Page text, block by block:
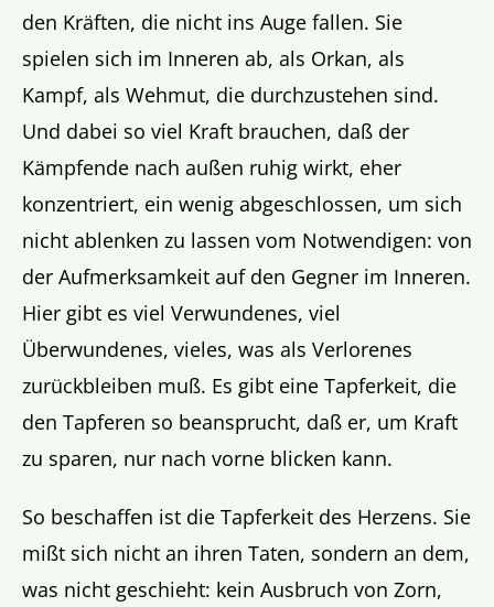
den Kräften, die nicht ins Auge fallen. Sie
spielen sich im Inneren ab, als Orkan, als
Kampf, als Wehmut, die durchzustehen sind.
Und dabei so viel Kraft brauchen, daß der
Kämpfende nach außen ruhig wirkt, eher
konzentriert, ein wenig abgeschlossen, um sich
nicht ablenken zu lassen vom Notwendigen: von
der Aufmerksamkeit auf den Gegner im Inneren.
Hier gibt es viel Verwundenes, viel
Überwundenes, vieles, was als Verlorenes
zurückbleiben muß. Es gibt eine Tapferkeit, die
den Tapferen so beansprucht, daß er, um Kraft
zu sparen, nur nach vorne blicken kann.
So beschaffen ist die Tapferkeit des Herzens. Sie
mißt sich nicht an ihren Taten, sondern an dem,
was nicht geschieht: kein Ausbruch von Zorn,